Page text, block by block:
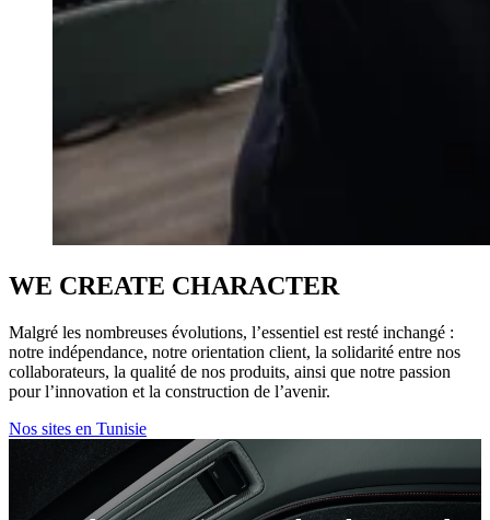
WE CREATE CHARACTER
Malgré les nombreuses évolutions, l’essentiel est resté inchangé :
notre indépendance, notre orientation client, la solidarité entre nos
collaborateurs, la qualité de nos produits, ainsi que notre passion
pour l’innovation et la construction de l’avenir.
Nos sites en Tunisie